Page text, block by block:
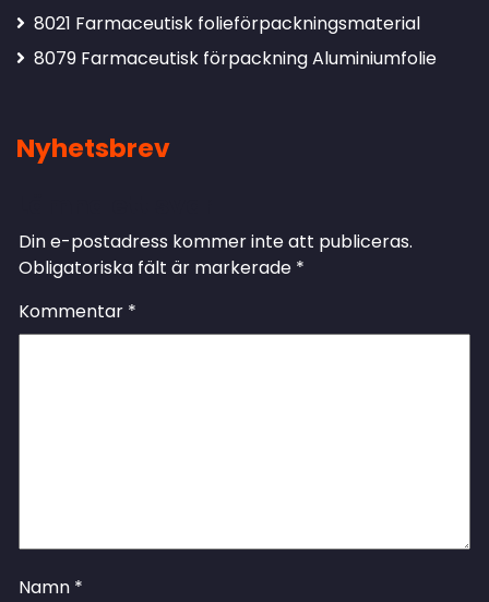
8021 Farmaceutisk folieförpackningsmaterial
8079 Farmaceutisk förpackning Aluminiumfolie
Nyhetsbrev
Din e-postadress kommer inte att publiceras.
Obligatoriska fält är markerade *
Kommentar *
Namn *